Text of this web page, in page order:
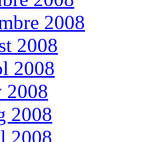
2008
2008
2008
2008
2008
2008